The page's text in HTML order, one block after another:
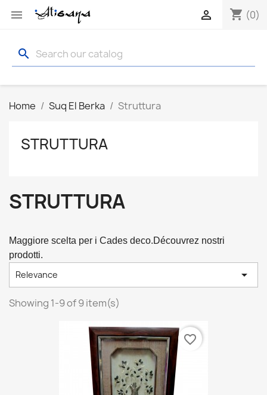
 shopping_cart (0)

search
Home Suq El Berka Struttura
STRUTTURA
STRUTTURA
Maggiore scelta per i Cades deco.Découvrez nostri
prodotti.
Relevance 
Showing 1-9 of 9 item(s)
favorite_border